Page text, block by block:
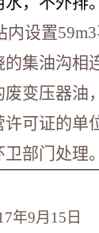
内设置59m3
集油沟相
变压器油
可证的单
部门处理。
年9月15日